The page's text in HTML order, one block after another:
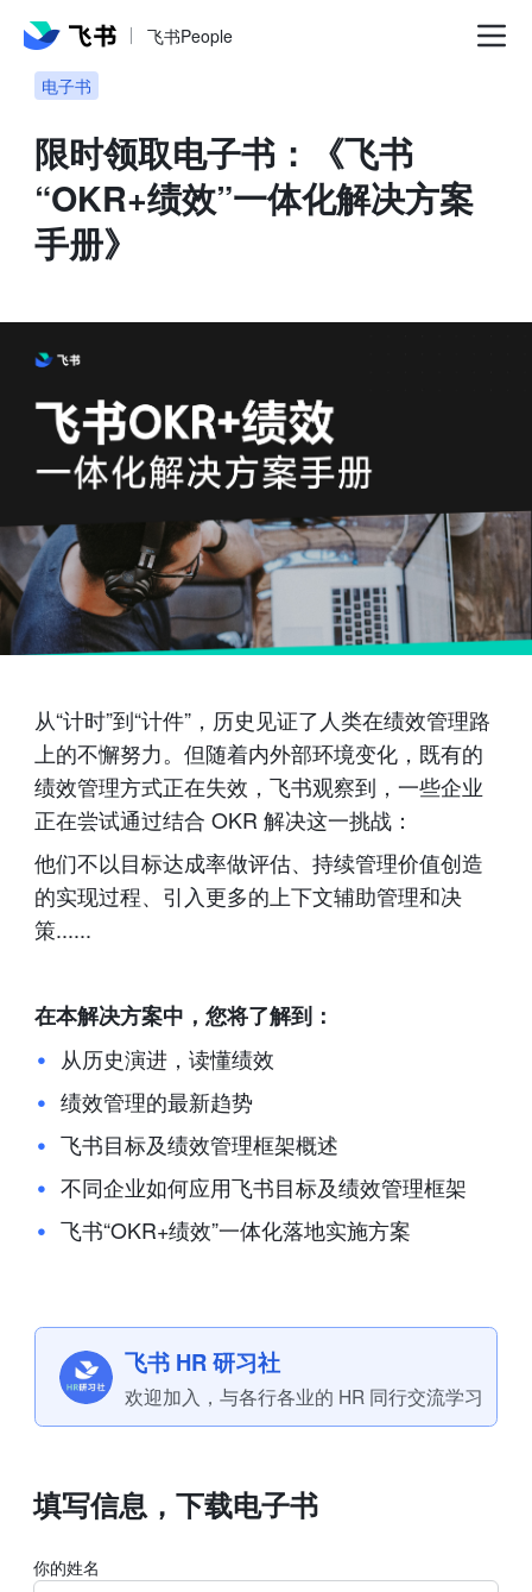
飞书People
电子书
限时领取电子书：《飞书
“OKR+绩效”一体化解决方案
手册》
从“计时”到“计件”，历史见证了人类在绩效管理路
上的不懈努力。但随着内外部环境变化，既有的
绩效管理方式正在失效，飞书观察到，一些企业
正在尝试通过结合 OKR 解决这一挑战：
他们不以目标达成率做评估、持续管理价值创造
的实现过程、引入更多的上下文辅助管理和决
策......
在本解决方案中，您将了解到：
从历史演进，读懂绩效
绩效管理的最新趋势
飞书目标及绩效管理框架概述
不同企业如何应用飞书目标及绩效管理框架
飞书“OKR+绩效”一体化落地实施方案
飞书 HR 研习社
欢迎加入，与各行各业的 HR 同行交流学习
填写信息，下载电子书
你的姓名